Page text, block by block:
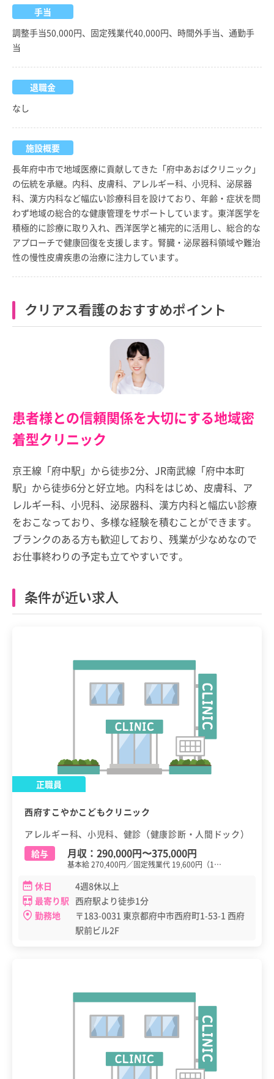
手当
調整手当50,000円、固定残業代40,000円、時間外手当、通勤手
当
退職金
なし
施設概要
長年府中市で地域医療に貢献してきた「府中あおばクリニック」
の伝統を承継。内科、皮膚科、アレルギー科、小児科、泌尿器
科、漢方内科など幅広い診療科目を設けており、年齢・症状を問
わず地域の総合的な健康管理をサポートしています。東洋医学を
積極的に診療に取り入れ、西洋医学と補完的に活用し、総合的な
アプローチで健康回復を支援します。腎臓・泌尿器科領域や難治
性の慢性皮膚疾患の治療に注力しています。
クリアス看護のおすすめポイント
患者様との信頼関係を大切にする地域密
着型クリニック
京王線「府中駅」から徒歩2分、JR南武線「府中本町
駅」から徒歩6分と好立地。内科をはじめ、皮膚科、ア
レルギー科、小児科、泌尿器科、漢方内科と幅広い診療
をおこなっており、多様な経験を積むことができます。
ブランクのある方も歓迎しており、残業が少なめなので
お仕事終わりの予定も立てやすいです。
条件が近い求人
正職員
西府すこやかこどもクリニック
アレルギー科、小児科、健診（健康診断・人間ドック）
給与
月収： 290,000円〜375,000円
基本給 270,400円／固定残業代 19,600円（1…
休日
4週8休以上
最寄り駅 西府駅より徒歩1分
勤務地
〒183-0031 東京都府中市西府町1-53-1 西府
駅前ビル2F